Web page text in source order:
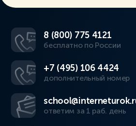
8 (800) 775 4121
бесплатно по России
+7 (495) 106 4424
дополнительный номер
ответим за 1 раб. день